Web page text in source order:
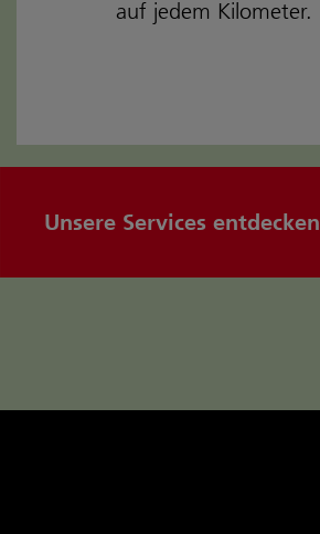
auf jedem Kilometer.
Unsere Services entdecken